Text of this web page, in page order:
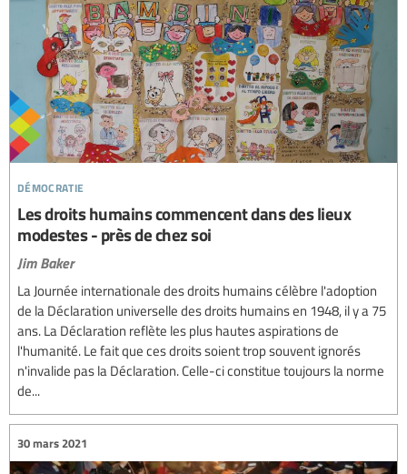
démocratie
Les droits humains commencent dans des lieux
modestes - près de chez soi
Jim Baker
La Journée internationale des droits humains célèbre l'adoption
de la Déclaration universelle des droits humains en 1948, il y a 75
ans. La Déclaration reflète les plus hautes aspirations de
l'humanité. Le fait que ces droits soient trop souvent ignorés
n'invalide pas la Déclaration. Celle-ci constitue toujours la norme
de...
30 mars 2021